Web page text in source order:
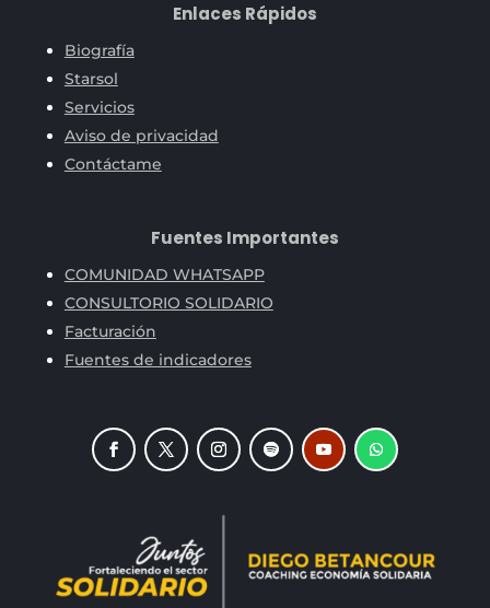
Enlaces Rápidos
Biografía
Starsol
Servicios
Aviso de privacidad
Contáctame
Fuentes Importantes
COMUNIDAD WHATSAPP
CONSULTORIO SOLIDARIO
Facturación
Fuentes de indicadores